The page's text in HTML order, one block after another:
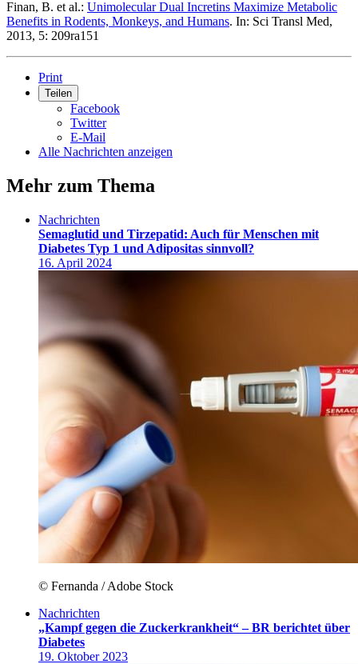
Finan, B. et al.: Unimolecular Dual Incretins Maximize Metabolic
Benefits in Rodents, Monkeys, and Humans. In: Sci Transl Med,
2013, 5: 209ra151
Print
Teilen
Facebook
Twitter
E-Mail
Alle Nachrichten anzeigen
Mehr zum Thema
Nachrichten
Semaglutid und Tirzepatid: Auch für Menschen mit
Diabetes Typ 1 und Adipositas sinnvoll?
16. April 2024
© Fernanda / Adobe Stock
Nachrichten
„Kampf gegen die Zuckerkrankheit“ – BR berichtet über
Diabetes
19. Oktober 2023